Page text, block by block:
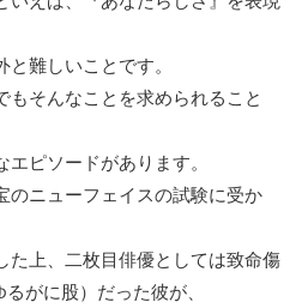
難しいことです。
もそんなことを求められること
ピソードがあります。
のニューフェイスの試験に受か
た上、二枚目俳優としては致命傷
がに股）だった彼が、